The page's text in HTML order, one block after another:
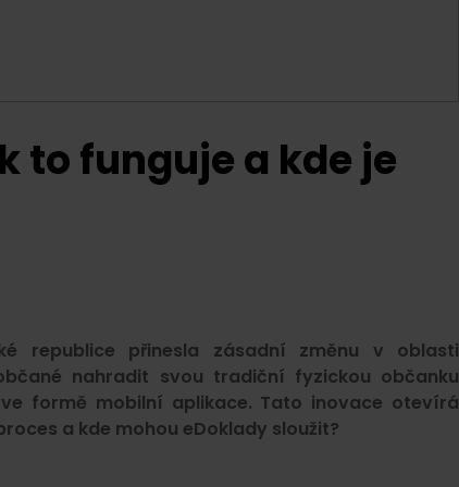
to funguje a kde je
republice přinesla zásadní změnu v oblasti
nahradit svou tradiční fyzickou občanku
formě mobilní aplikace. Tato inovace otevírá
a kde mohou eDoklady sloužit?